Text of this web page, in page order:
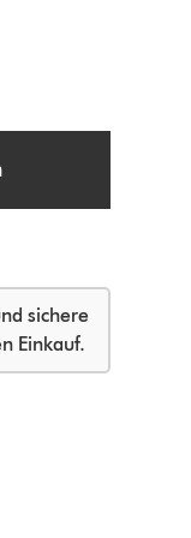
sichere
Einkauf.